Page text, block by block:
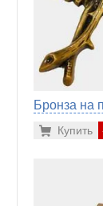
Бронза на
Купить